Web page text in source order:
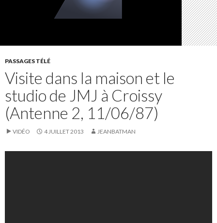
PASSAGES TÉLÉ
Visite dans la maison et le
studio de JMJ à Croissy
(Antenne 2, 11/06/87)
VIDÉO 4 JUILLET 2013 JEANBATMAN